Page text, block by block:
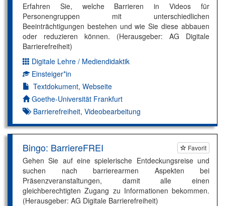
Erfahren Sie, welche Barrieren in Videos für
Personengruppen mit unterschiedlichen
Beeinträchtigungen bestehen und wie Sie diese abbauen
oder reduzieren können. (Herausgeber: AG Digitale
Barrierefreiheit)
Dimension:
Digitale Lehre / Mediendidaktik
Kompetenzniveau:
Einsteiger*in
Textdokument, Webseite
Autor*in:
Goethe-Universität Frankfurt
Barrierefreiheit, Videobearbeitung
Favorit
Bingo: BarriereFREI
Gehen Sie auf eine spielerische Entdeckungsreise und
suchen nach barrierearmen Aspekten bei
Präsenzveranstaltungen, damit alle einen
gleichberechtigten Zugang zu Informationen bekommen.
(Herausgeber: AG Digitale Barrierefreiheit)